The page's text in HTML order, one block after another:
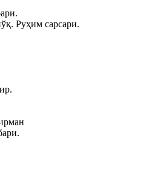
Руҳим сарсари.